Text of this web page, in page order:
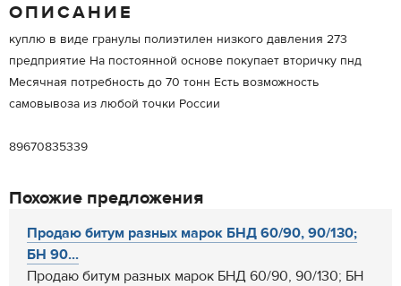
ОПИСАНИЕ
куплю в виде гранулы полиэтилен низкого давления 273
предприятие На постоянной основе покупает вторичку пнд
Месячная потребность до 70 тонн Есть возможность
самовывоза из любой точки России
89670835339
Похожие предложения
Продаю битум разных марок БНД 60/90, 90/130;
БН 90...
Продаю битум разных марок БНД 60/90, 90/130; БН